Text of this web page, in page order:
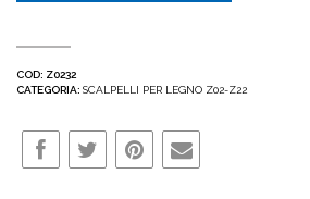
COD: Z0232
CATEGORIA: SCALPELLI PER LEGNO Z02-Z22